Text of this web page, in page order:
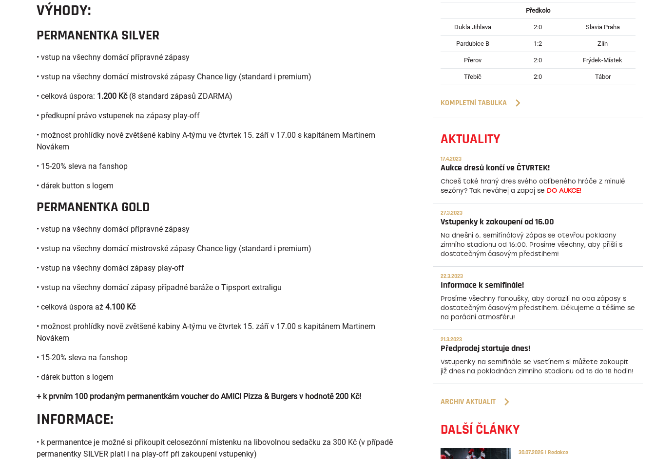
VÝHODY:
PERMANENTKA SILVER
• vstup na všechny domácí přípravné zápasy
• vstup na všechny domácí mistrovské zápasy Chance ligy (standard i premium)
• celková úspora: 1.200 Kč (8 standard zápasů ZDARMA)
• předkupní právo vstupenek na zápasy play-off
• možnost prohlídky nově zvětšené kabiny A-týmu ve čtvrtek 15. září v 17.00 s kapitánem Martinem
Novákem
• 15-20% sleva na fanshop
• dárek button s logem
PERMANENTKA GOLD
• vstup na všechny domácí přípravné zápasy
• vstup na všechny domácí mistrovské zápasy Chance ligy (standard i premium)
• vstup na všechny domácí zápasy play-off
• vstup na všechny domácí zápasy případné baráže o Tipsport extraligu
• celková úspora až 4.100 Kč
• možnost prohlídky nově zvětšené kabiny A-týmu ve čtvrtek 15. září v 17.00 s kapitánem Martinem
Novákem
• 15-20% sleva na fanshop
• dárek button s logem
+ k prvním 100 prodaným permanentkám voucher do AMICI Pizza & Burgers v hodnotě 200 Kč!
INFORMACE:
• k permanentce je možné si přikoupit celosezónní místenku na libovolnou sedačku za 300 Kč (v případě
permanentky SILVER platí i na play-off při zakoupení vstupenky)
Předkolo
Dukla Jihlava 2:0 Slavia Praha
Pardubice B 1:2 Zlín
Přerov 2:0 Frýdek-Místek
Třebíč 2:0 Tábor
KOMPLETNÍ TABULKA
AKTUALITY
17.4.2023
Aukce dresů končí ve ČTVRTEK!
Chceš také hraný dres svého oblíbeného hráče z minulé
sezóny? Tak neváhej a zapoj se DO AUKCE!
27.3.2023
Vstupenky k zakoupení od 16.00
Na dnešní 6. semifinálový zápas se otevřou pokladny
zimního stadionu od 16:00. Prosíme všechny, aby přišli s
dostatečným časovým předstihem!
22.3.2023
Informace k semifinále!
Prosíme všechny fanoušky, aby dorazili na oba zápasy s
dostatečným časovým předstihem. Děkujeme a těšíme se
na parádní atmosféru!
21.3.2023
Předprodej startuje dnes!
Vstupenky na semifinále se Vsetínem si můžete zakoupit
již dnes na pokladnách zimního stadionu od 15 do 18 hodin!
ARCHIV AKTUALIT
DALŠÍ ČLÁNKY
30.07.2026 | Redakce